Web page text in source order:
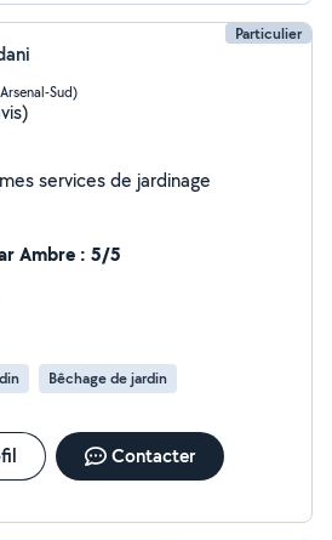
Particulier
Sud)
mes services de jardinage
Ambre : 5/5
Bêchage de jardin
Contacter